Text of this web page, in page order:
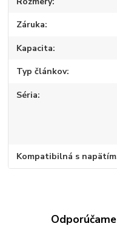
Záruka
Kapacita
Typ článkov
Séria
Kompatibilná s napätím
Odporúčame